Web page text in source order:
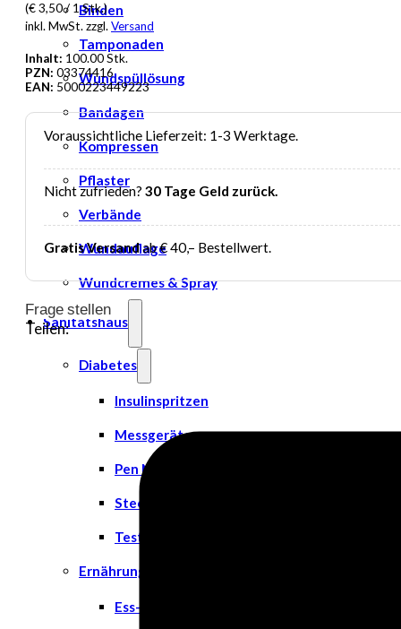
Binden
Tamponaden
Wundspüllösung
Bandagen
Kompressen
Pflaster
Verbände
Wundauflage
Wundcremes & Spray
Sanitätshaus
Diabetes
Insulinspritzen
Messgeräte
Pen Nadeln
Stechhilfen
Teststreifen
Ernährung & Trinkhilfen
Ess- und Trinkhilfen
(€ 3,50 / 1 Stk.)
inkl. MwSt. zzgl.Versand
Inhalt: 100.00 Stk.
PZN: 03374416
EAN: 5000223449223
Voraussichtliche Lieferzeit: 1-3 Werktage.
Nicht zufrieden? 30 Tage Geld zurück.
Gratis Versandab € 40,– Bestellwert.
Frage stellen
Teilen: